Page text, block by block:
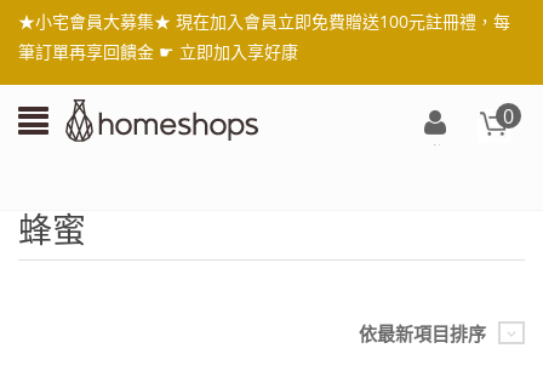
★小宅會員大募集★ 現在加入會員立即免費贈送100元註冊禮，每
筆訂單再享回饋金 ☛ 立即加入享好康
0
蜂蜜
依最新項目排序